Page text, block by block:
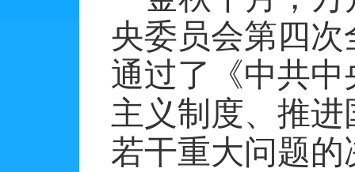
央委员会第四
通过了《中共
主义制度、推
若干重大问题